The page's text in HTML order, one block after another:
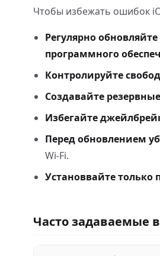
Чтобы избежать ошибок
Регулярно обновляйте
программного
Контролируйте
Создавайте
Избегайте
Перед обновлением
Wi-Fi.
Установвайте только
Часто задаваемые